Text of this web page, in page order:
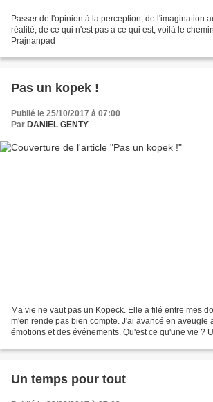
Passer de l'opinion à la perception, de l'imagination
réalité, de ce qui n'est pas à ce qui est, voilà le
Prajnanpad
Pas un kopek !
Publié le 25/10/2017 à 07:00
Par DANIEL GENTY
Ma vie ne vaut pas un Kopeck. Elle a filé entre mes
m'en rende pas bien compte. J'ai avancé en aveugle
émotions et des événements. Qu'est ce qu'une vie ?
Un temps pour tout